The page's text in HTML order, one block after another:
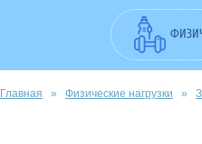
Вы здесь
Главная » Физические нагрузки »